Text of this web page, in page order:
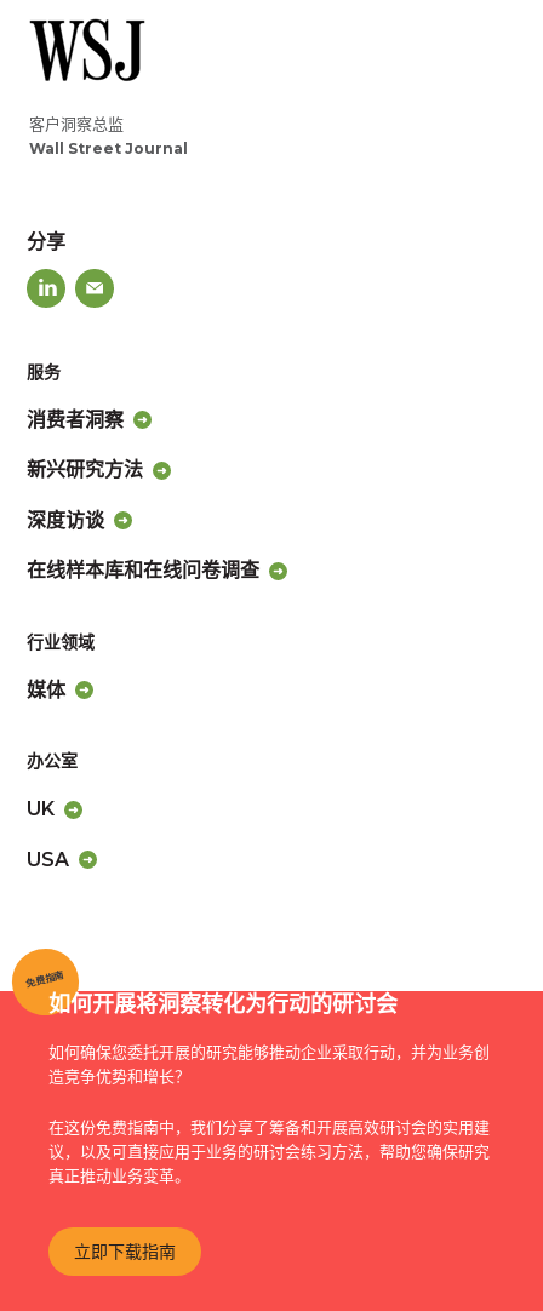
服务
消费者洞察
新兴研究方法
深度访谈
在线样本库和在线问卷调查
行业领域
媒体
办公室
UK
USA
客户洞察总监
Wall Street Journal
分享
免费指南
如何开展将洞察转化为行动的研讨会
如何确保您委托开展的研究能够推动企业采取行动，并为业务创
造竞争优势和增长？
在这份免费指南中，我们分享了筹备和开展高效研讨会的实用建
议，以及可直接应用于业务的研讨会练习方法，帮助您确保研究
真正推动业务变革。
立即下载指南